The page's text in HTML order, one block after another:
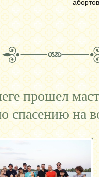
прошел
спасению на